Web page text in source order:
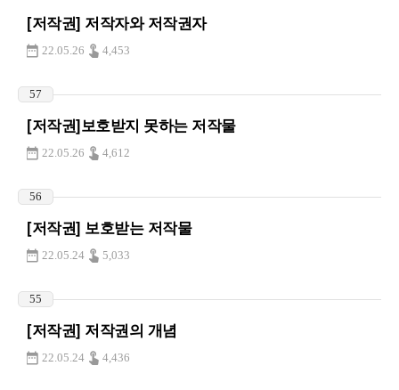
[저작권] 저작자와 저작권자
22.05.26 4,453
57
[저작권]보호받지 못하는 저작물
22.05.26 4,612
56
[저작권] 보호받는 저작물
22.05.24 5,033
55
[저작권] 저작권의 개념
22.05.24 4,436